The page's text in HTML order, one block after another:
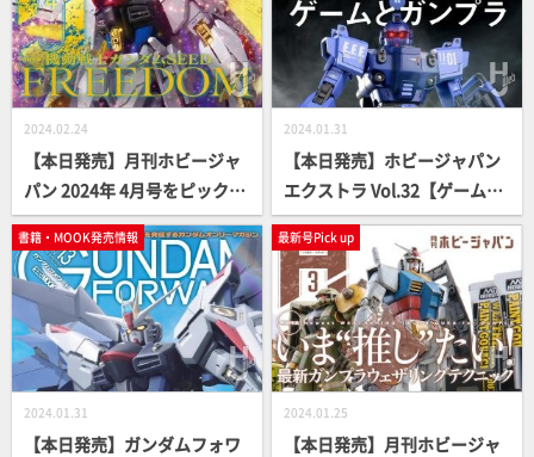
2024.02.24
【本日発売】月刊ホビージャ
パン 2024年 4月号をピックア
ップ！
2024.01.31
【本日発売】ホビージャパン
エクストラ Vol.32【ゲームと
ガンプラ】
書籍・MOOK発売情報
2024.01.31
【本日発売】ガンダムフォワ
最新号Pick up
2024.01.25
【本日発売】月刊ホビージャ